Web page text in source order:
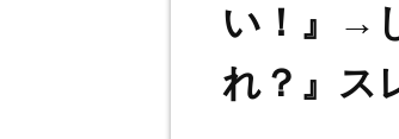
い！』→
れ？』ス